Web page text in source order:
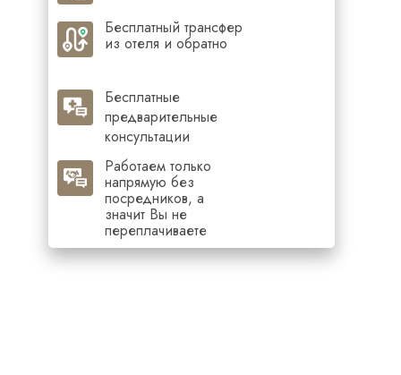
Бесплатный трансфер
из отеля и обратно
Бесплатные
предварительные
консультации
Работаем только
напрямую без
посредников, а
значит Вы не
переплачиваете